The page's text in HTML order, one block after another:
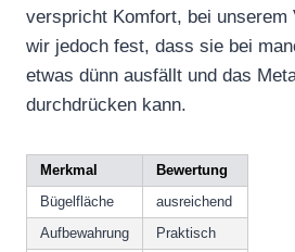
verspricht Komfort, bei unserem
wir jedoch fest, dass sie bei
etwas dünn ausfällt und das
durchdrücken kann.
Merkmal
Bewertung
Bügelfläche
ausreichend
Aufbewahrung
Praktisch